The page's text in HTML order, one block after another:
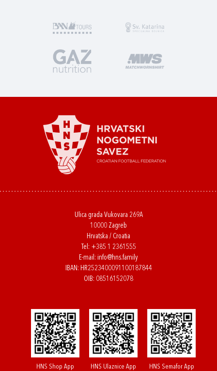
Ulica grada Vukovara 269A
10000 Zagreb
Hrvatska / Croatia
Tel: +385 1 2361555
E-mail: info@hns.family
IBAN: HR2523400091100187844
OIB: 08516152078
HNS Shop App HNS Ulaznice App HNS Semafor App